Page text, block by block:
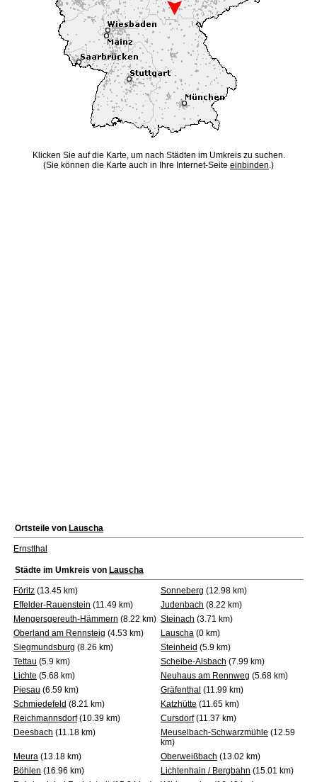
Klicken Sie auf die Karte, um nach Städten im Umkreis zu suchen.
(Sie können die Karte auch in Ihre Internet-Seite einbinden.)
Ortsteile von Lauscha
Ernstthal
Städte im Umkreis von Lauscha
Föritz (13.45 km) Sonneberg (12.98 km)
Effelder-Rauenstein (11.49 km) Judenbach (8.22 km)
Mengersgereuth-Hämmern (8.22 km) Steinach (3.71 km)
Oberland am Rennsteig (4.53 km) Lauscha (0 km)
Siegmundsburg (8.26 km) Steinheid (5.9 km)
Tettau (5.9 km) Scheibe-Alsbach (7.99 km)
Lichte (5.68 km) Neuhaus am Rennweg (5.68 km)
Piesau (6.59 km) Gräfenthal (11.99 km)
Schmiedefeld (8.21 km) Katzhütte (11.65 km)
Reichmannsdorf(10.39 km) Cursdorf(11.37 km)
Deesbach (11.18 km) Meuselbach-Schwarzmühle (12.59
km)
Meura (13.18 km) Oberweißbach (13.02 km)
Böhlen (16.96 km) Lichtenhain / Bergbahn (15.01 km)